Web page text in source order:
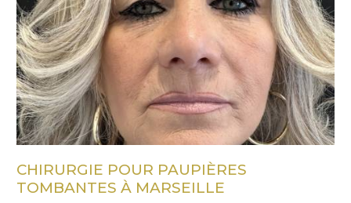
CHIRURGIE POUR PAUPIÈRES
TOMBANTES À MARSEILLE